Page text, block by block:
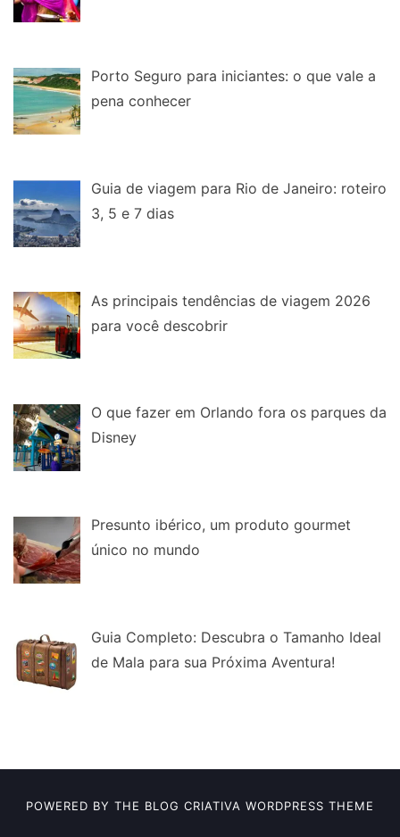
Porto Seguro para iniciantes: o que vale a
pena conhecer
Guia de viagem para Rio de Janeiro: roteiro
3, 5 e 7 dias
As principais tendências de viagem 2026
para você descobrir
O que fazer em Orlando fora os parques da
Disney
Presunto ibérico, um produto gourmet
único no mundo
Guia Completo: Descubra o Tamanho Ideal
de Mala para sua Próxima Aventura!
POWERED BY THE BLOG CRIATIVA WORDPRESS THEME